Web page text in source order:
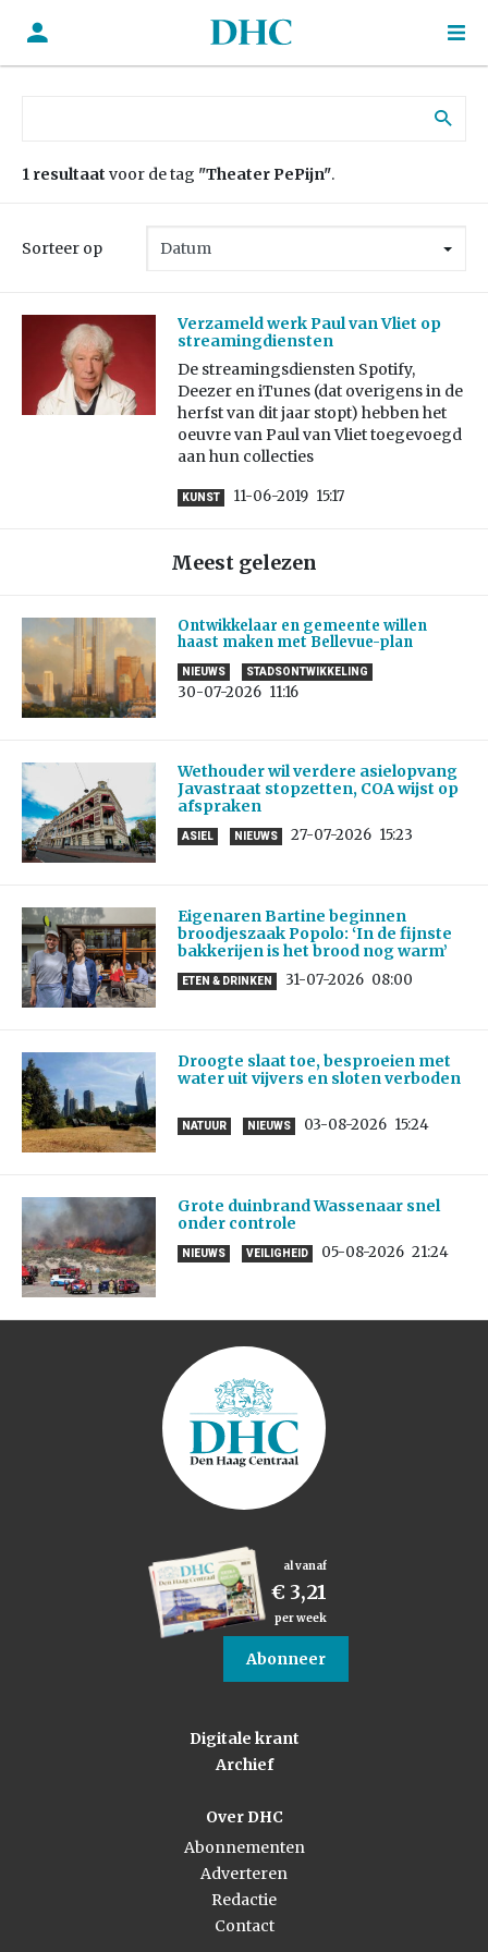
1 resultaat voor de tag "Theater PePijn".
Sorteer op
Verzameld werk Paul van Vliet op
streamingdiensten
De streamingsdiensten Spotify,
Deezer en iTunes (dat overigens in de
herfst van dit jaar stopt) hebben het
oeuvre van Paul van Vliet toegevoegd
aan hun collecties
KUNST 11-06-2019 15:17
Meest gelezen
Ontwikkelaar en gemeente willen
haast maken met Bellevue-plan
NIEUWS STADSONTWIKKELING
30-07-2026 11:16
Wethouder wil verdere asielopvang
Javastraat stopzetten, COA wijst op
afspraken
ASIEL NIEUWS 27-07-2026 15:23
Eigenaren Bartine beginnen
broodjeszaak Popolo: ‘In de fijnste
bakkerijen is het brood nog warm’
ETEN & DRINKEN 31-07-2026 08:00
Droogte slaat toe, besproeien met
water uit vijvers en sloten verboden
NATUUR NIEUWS 03-08-2026 15:24
Grote duinbrand Wassenaar snel
onder controle
NIEUWS VEILIGHEID 05-08-2026 21:24
al vanaf
€ 3,21
per week
Abonneer
Digitale krant
Archief
Over DHC
Abonnementen
Adverteren
Redactie
Contact